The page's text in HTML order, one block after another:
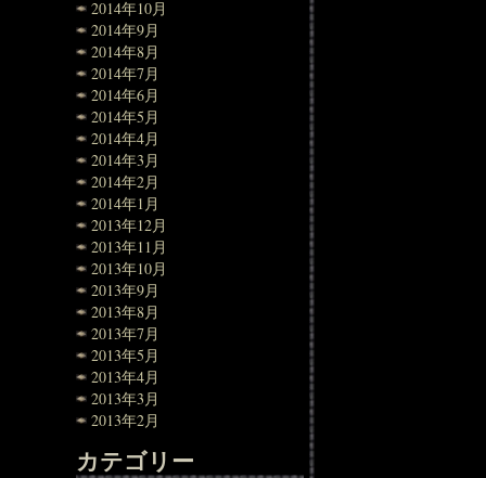
2014年10月
2014年9月
2014年8月
2014年7月
2014年6月
2014年5月
2014年4月
2014年3月
2014年2月
2014年1月
2013年12月
2013年11月
2013年10月
2013年9月
2013年8月
2013年7月
2013年5月
2013年4月
2013年3月
2013年2月
カテゴリー